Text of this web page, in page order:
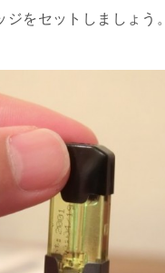
ジをセットしましょう。